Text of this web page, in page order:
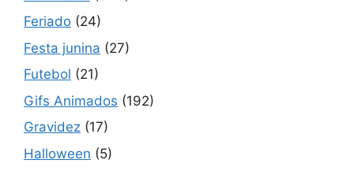
Feriado (24)
Festa junina (27)
Futebol (21)
Gifs Animados (192)
Gravidez (17)
Halloween (5)